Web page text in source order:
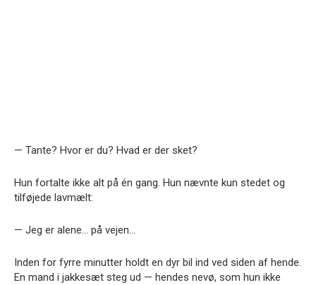
— Tante? Hvor er du? Hvad er der sket?
Hun fortalte ikke alt på én gang. Hun nævnte kun stedet og
tilføjede lavmælt:
— Jeg er alene… på vejen…
Inden for fyrre minutter holdt en dyr bil ind ved siden af hende.
En mand i jakkesæt steg ud — hendes nevø, som hun ikke